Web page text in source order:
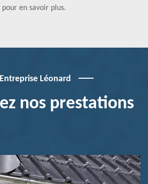
en savoir plus.
Entreprise Léonard
nos prestations